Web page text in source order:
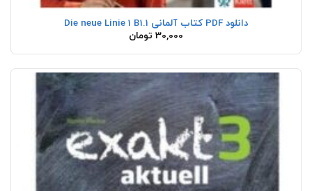
دانلود PDF کتاب آلمانی Die neue Linie 1 B1.1
30,000 تومان